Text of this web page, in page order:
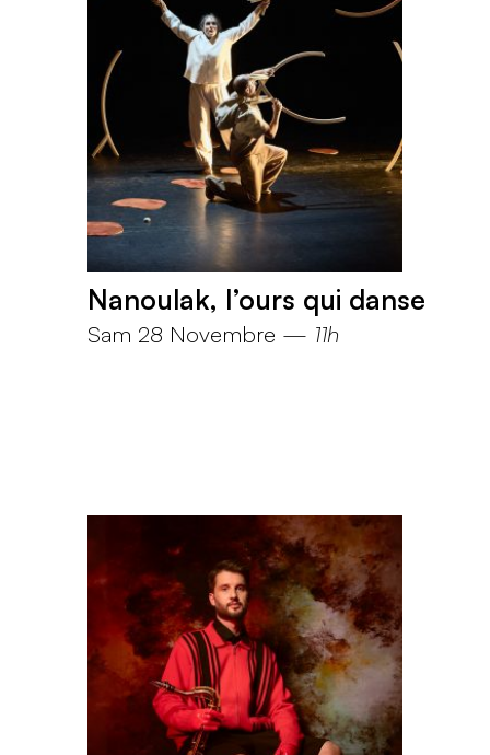
Nanoulak, l’ours qui danse
Sam 28 Novembre — 11h